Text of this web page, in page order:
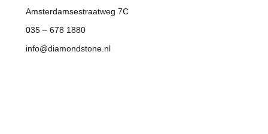
Amsterdamsestraatweg 7C
035 – 678 1880
info@diamondstone.nl